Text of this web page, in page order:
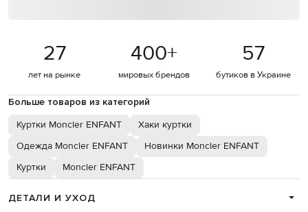
27
лет на рынке
400+
мировых брендов
57
бутиков в Украине
Больше товаров из категорий
Куртки Moncler ENFANT
Хаки куртки
Одежда Moncler ENFANT
Новинки Moncler ENFANT
Куртки
Moncler ENFANT
ДЕТАЛИ И УХОД